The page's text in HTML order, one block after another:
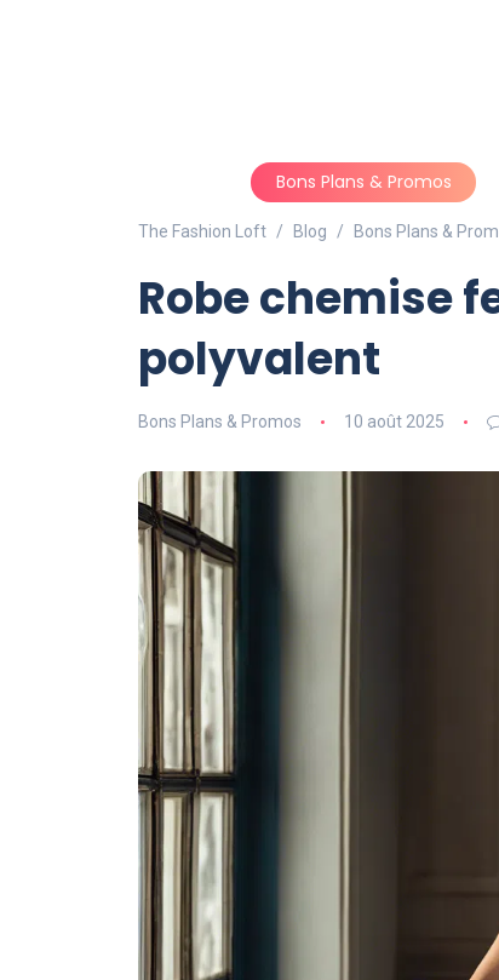
Bons Plans & Promos
The Fashion Loft Blog Bons Plans &
Robe chemise
polyvalent
Bons Plans & Promos 10 août 2025